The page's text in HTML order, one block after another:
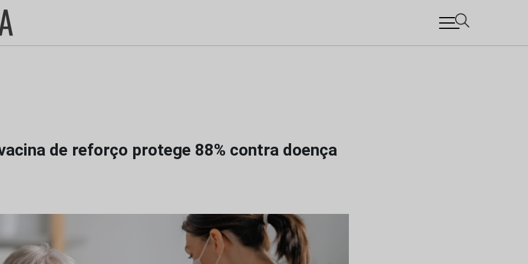
de reforço protege 88% contra doença